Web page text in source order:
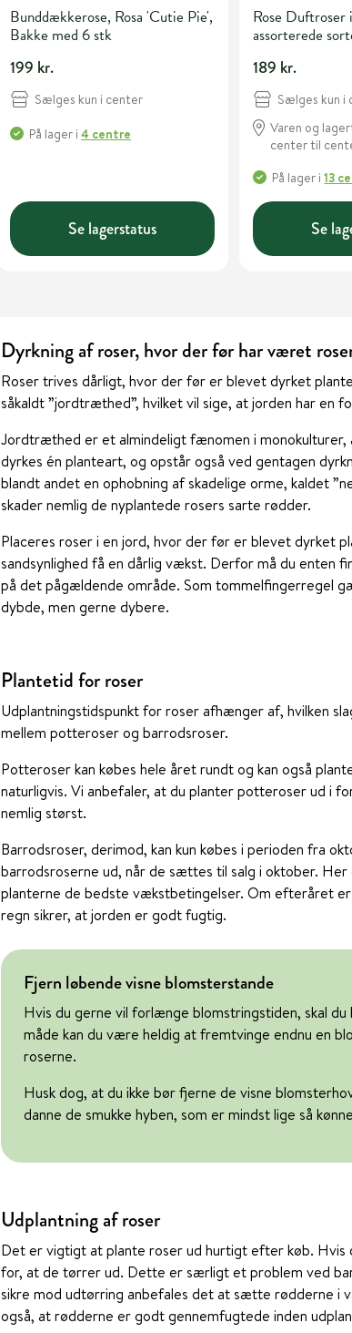
Bunddækkerose, Rosa 'Cutie Pie',
Bakke med 6 stk
199 kr.
Sælges kun i center
På lager i4 centre
Se lagerstatus
Rose Duftroser
assorterede
189 kr.
Sælges kun i
Varen og
center til
På lager i13
Se
Dyrkning af roser, hvor der før har været
Roser trives dårligt, hvor der før er blevet dyrket
såkaldt ”jordtræthed”, hvilket vil sige, at jorden har en
Jordtræthed er et almindeligt fænomen i
dyrkes én planteart, og opstår også ved gentagen
blandt andet en ophobning af skadelige orme, kaldet
skader nemlig de nyplantede rosers sarte rødder.
Placeres roser i en jord, hvor der før er blevet dyrket
sandsynlighed få en dårlig vækst. Derfor må du enten
på det pågældende område. Som tommelfingerregel
dybde, men gerne dybere.
Plantetid for roser
Udplantningstidspunkt for roser afhænger af, hvilken
mellem potteroser og barrodsroser.
Potteroser kan købes hele året rundt og kan også
naturligvis. Vi anbefaler, at du planter potteroser ud i
nemlig størst.
Barrodsroser, derimod, kan kun købes i perioden fra
barrodsroserne ud, når de sættes til salg i oktober.
planterne de bedste vækstbetingelser. Om efteråret
regn sikrer, at jorden er godt fugtig.
Fjern løbende visne blomsterstande
Hvis du gerne vil forlænge blomstringstiden, skal
måde kan du være heldig at fremtvinge endnu en
roserne.
Husk dog, at du ikke bør fjerne de visne
danne de smukke hyben, som er mindst lige så
Udplantning af roser
Det er vigtigt at plante roser ud hurtigt efter køb. Hvis
for, at de tørrer ud. Dette er særligt et problem ved
sikre mod udtørring anbefales det at sætte rødderne i
også, at rødderne er godt gennemfugtede inden